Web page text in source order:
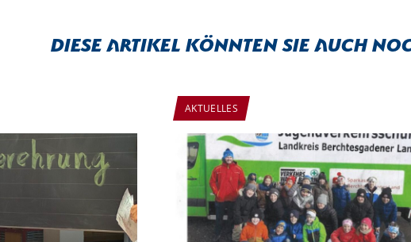
Diese Artikel könnten sie auch
AKTUELLES